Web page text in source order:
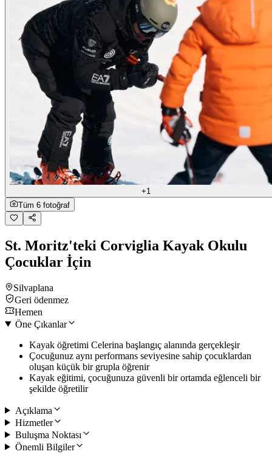
+1
Tüm 6 fotoğraf
St. Moritz'teki Corviglia Kayak Okulu
Çocuklar İçin
Silvaplana
Geri ödenmez
Hemen
Öne Çıkanlar
Kayak öğretimi Celerina başlangıç alanında gerçekleşir
Çocuğunuz aynı performans seviyesine sahip çocuklardan
oluşan küçük bir grupla öğrenir
Kayak eğitimi, çocuğunuza güvenli bir ortamda eğlenceli bir
şekilde öğretilir
Açıklama
Hizmetler
Buluşma Noktası
Önemli Bilgiler